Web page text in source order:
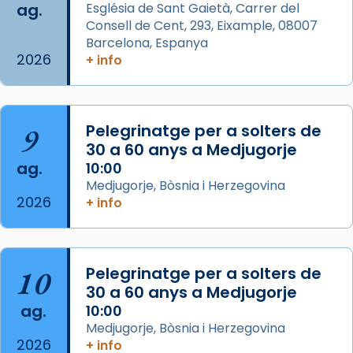
View on Facebook · Share
Arquebisbat de Barcelona
2 weeks ago
missa d’acció de gràcies en agraïment al
comitè organitzador de la visita apostòlica
del Sant Pare Lleó XIV a Barcelona, i als
col·laboradors, a la Catedral de Barcelona.
Mons. David Abadías.
📸 Dr. G. Simón
Photo
ag.
2026
Església de Sant Gaietà, Carrer del
Consell de Cent, 293, Eixample, 08007
Barcelona, Espanya
+ info
9
ag.
2026
Pelegrinatge per a solters de
30 a 60 anys a Medjugorje
10:00
Medjugorje, Bòsnia i Herzegovina
+ info
10
ag.
2026
Pelegrinatge per a solters de
30 a 60 anys a Medjugorje
10:00
Medjugorje, Bòsnia i Herzegovina
+ info